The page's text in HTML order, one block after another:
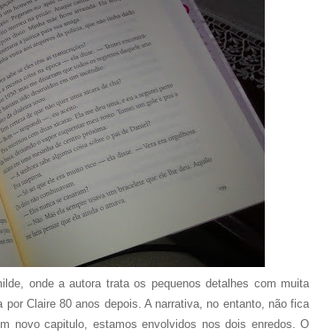
onde a autora trata os pequenos detalhes com muita
Claire 80 anos depois. A narrativa, no entanto, não fica
novo capitulo, estamos envolvidos nos dois enredos. O